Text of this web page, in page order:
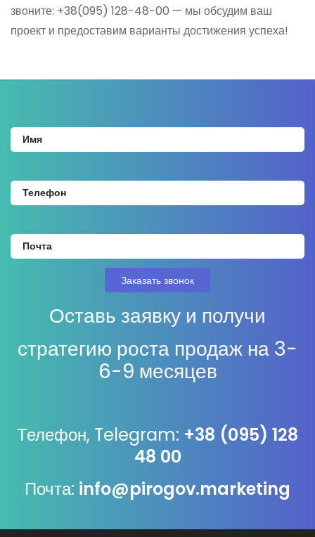
звоните: +38(095) 128-48-00 — мы обсудим ваш
проект и предоставим варианты достижения успеха!
Оставь заявку и получи
стратегию роста продаж на 3-
6-9 месяцев
Телефон, Telegram: +38 (095) 128
48 00
Почта: info@pirogov.marketing